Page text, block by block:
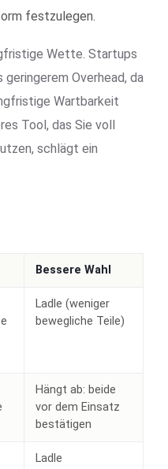
festzulegen.
Wette. Startups
Overhead, da
Wartbarkeit
Tool, das Sie voll
schlägt ein
Bessere Wahl
Ladle (weniger
bewegliche Teile)
Hängt ab: beide
vor dem Einsatz
bestätigen
Ladle